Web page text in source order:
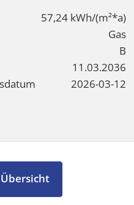
57,24 kWh/(m²*a)
Gas
B
11.03.2036
2026-03-12